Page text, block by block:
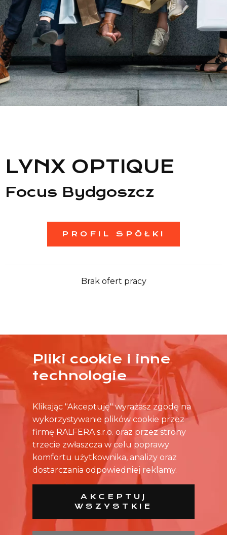
Lista sklepów
Informacje
LYNX OPTIQUE
Focus Bydgoszcz
PROFIL SPÓŁKI
Brak ofert pracy
ŻADNA OFERTA CIĘ NIE ZAINTERESOWAŁA?
SKONTAKTUJ SIĘ BEZPOŚREDNIO ZE SKLEPEM.
Pliki cookie i inne
technologie
Klikając "Akceptuję" wyrażasz zgodę na
wykorzystywanie plików cookie przez
firmę RALFERA s.r.o. oraz przez strony
trzecie zwłaszcza w celu poprawy
komfortu użytkownika, analizy oraz
dostarczania odpowiedniej reklamy.
AKCEPTUJ
WSZYSTKIE